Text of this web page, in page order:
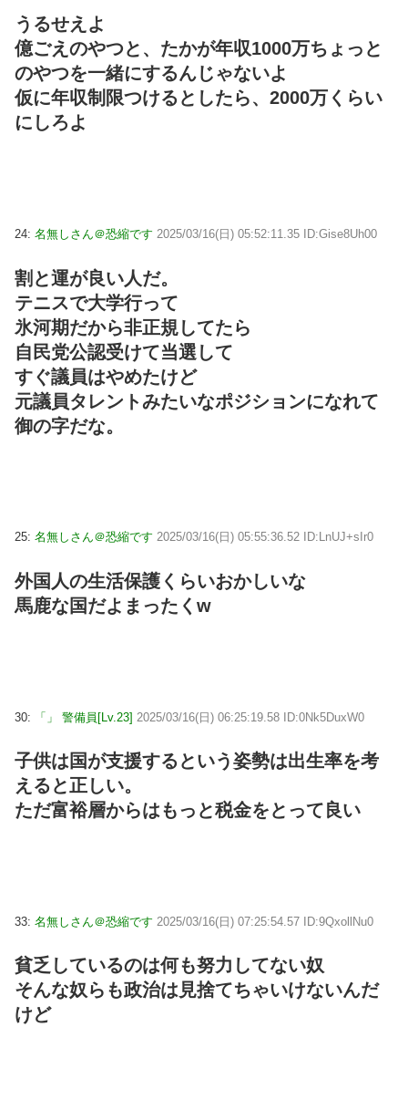
うるせえよ
億ごえのやつと、たかが年収1000万ちょっと
のやつを一緒にするんじゃないよ
仮に年収制限つけるとしたら、2000万くらい
にしろよ
24: 名無しさん＠恐縮です 2025/03/16(日) 05:52:11.35 ID:Gise8Uh00
割と運が良い人だ。
テニスで大学行って
氷河期だから非正規してたら
自民党公認受けて当選して
すぐ議員はやめたけど
元議員タレントみたいなポジションになれて
御の字だな。
25: 名無しさん＠恐縮です 2025/03/16(日) 05:55:36.52 ID:LnUJ+sIr0
外国人の生活保護くらいおかしいな
馬鹿な国だよまったくw
30: 「」 警備員[Lv.23] 2025/03/16(日) 06:25:19.58 ID:0Nk5DuxW0
子供は国が支援するという姿勢は出生率を考
えると正しい。
ただ富裕層からはもっと税金をとって良い
33: 名無しさん＠恐縮です 2025/03/16(日) 07:25:54.57 ID:9QxollNu0
貧乏しているのは何も努力してない奴
そんな奴らも政治は見捨てちゃいけないんだ
けど